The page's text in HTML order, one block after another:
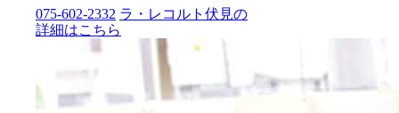
075-602-2332 ラ・レコルト伏見の
詳細はこちら